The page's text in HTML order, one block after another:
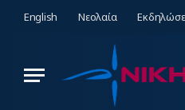
English Νεολαία